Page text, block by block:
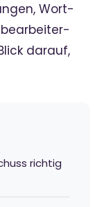
Wort-
darauf,
richtig